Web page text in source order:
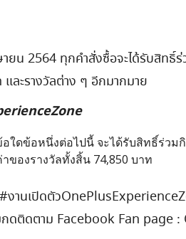
ยน 2564 ทุกคำสั่งซื้อจะได้รับสิทธิ์
ละรางวัลต่าง ๆ อีกมากมาย
ดข้อหนึ่งต่อไปนี้ จะได้รับสิทธิ์ร่วม
ของรางวัลทั้งสิ้น 74,850 บาท
านเปิดตัว
ดติดตาม Facebook Fan page